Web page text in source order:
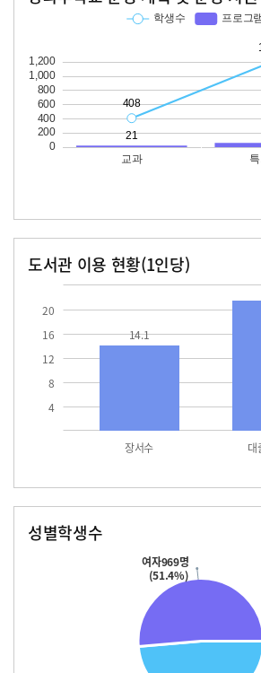
도서관 이용 현황(1인당)
4
8
12
16
20
장서수 대
14.1
성별학생수
여자969명
(51.4%)